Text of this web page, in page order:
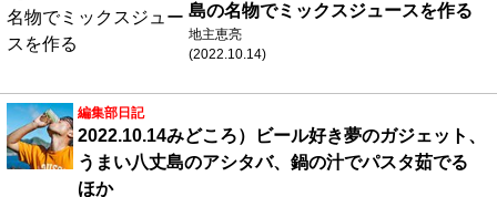
島の名物でミックスジュースを作る
地主恵亮
(2022.10.14)
編集部日記
2022.10.14みどころ）ビール好き夢のガジェット、
うまい八丈島のアシタバ、鍋の汁でパスタ茹でる
ほか